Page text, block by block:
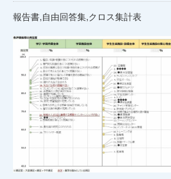
報告書,自由回答集,クロス集計表